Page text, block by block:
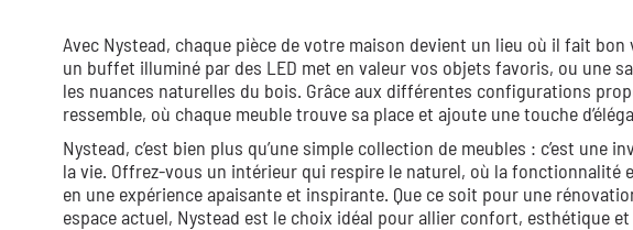
Avec Nystead, chaque pièce de votre maison devient un lieu où il fait
un buffet illuminé par des LED met en valeur vos objets favoris, ou une
les nuances naturelles du bois. Grâce aux différentes configurations
ressemble, où chaque meuble trouve sa place et ajoute une touche
Nystead, c’est bien plus qu’une simple collection de meubles : c’est
la vie. Offrez-vous un intérieur qui respire le naturel, où la fonctionnalité
en une expérience apaisante et inspirante. Que ce soit pour une
espace actuel, Nystead est le choix idéal pour allier confort, esthétique